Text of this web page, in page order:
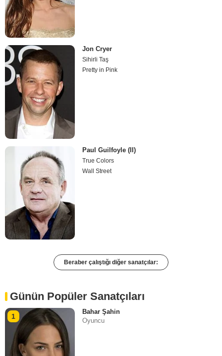
Jon Cryer
Sihirli Taş
Pretty in Pink
Paul Guilfoyle (II)
True Colors
Wall Street
Beraber çalıştığı diğer sanatçılar:
Günün Popüler Sanatçıları
1
Bahar Şahin
Oyuncu